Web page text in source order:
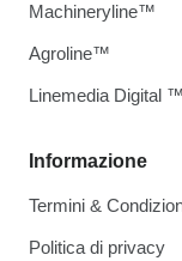
Informazione
Termini &
Politica di privacy
Machineryline™
Agroline™
Linemedia Digital ™